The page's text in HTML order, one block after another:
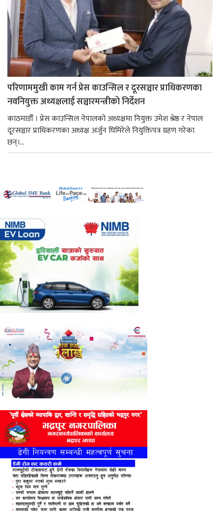
परिणाममुखी काम गर्न प्रेस काउन्सिल र दूरसञ्चार प्राधिकरणका
नवनियुक्त अध्यक्षलाई सञ्चारमन्त्रीको निर्देशन
काठमाडौँ । प्रेस काउन्सिल नेपालको अध्यक्षमा नियुक्त उमेश श्रेष्ठ र नेपाल
दूरसञ्चार प्राधिकरणका अध्यक्ष अर्जुन घिमिरेले नियुक्तिपत्र ग्रहण गरेका
छन्।...